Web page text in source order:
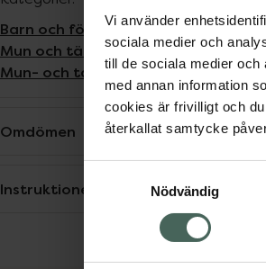
Vi använder
sociala medier och
till de sociala medier
med annan information
cookies är frivilligt och
återkallat samtycke
Nödvändig
Barn och föräldrarBarntandborstar
Mun och tänderMun- och tandvård
Mun- och tandvård hos barn
Omdömen
Instruktioner